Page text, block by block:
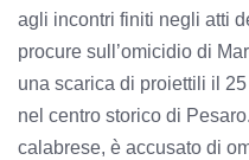
agli incontri finiti negli atti
procure sull’omicidio di
una scarica di proiettili il
nel centro storico di
calabrese, è accusato di